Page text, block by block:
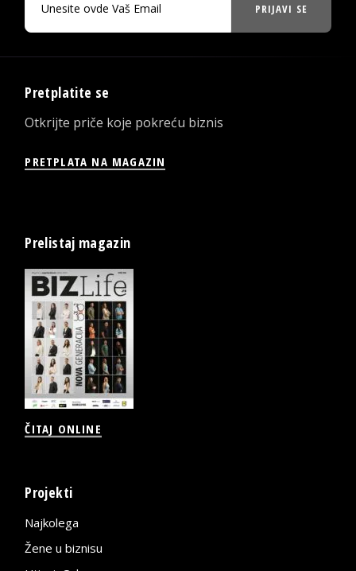
PRIJAVI SE
Pretplatite se
Otkrijte priče koje pokreću biznis
PRETPLATA NA MAGAZIN
Prelistaj magazin
ČITAJ ONLINE
Projekti
Najkolega
Žene u biznisu